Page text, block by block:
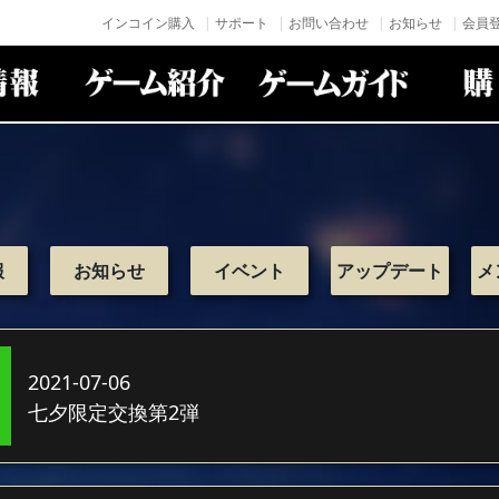
インコイン購入 サポート お問い合わせ お知らせ 会員
お知らせ イベント アップデート
2021-07-06
七夕限定交換第2弾